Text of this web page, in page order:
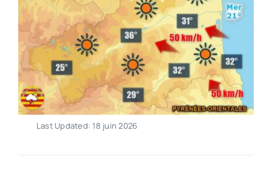
Last Updated: 18 juin 2026